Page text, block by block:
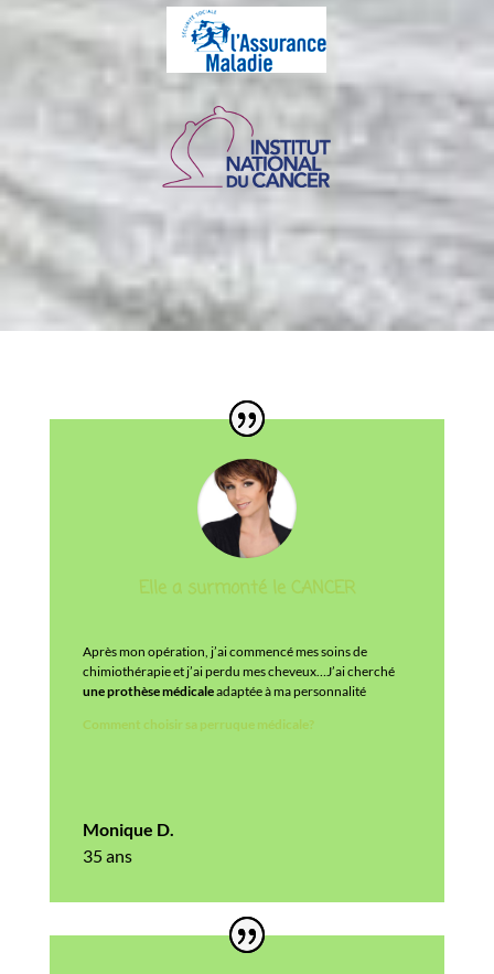
Elle a surmonté le CANCER
Après mon opération, j’ai commencé mes soins de
chimiothérapie et j’ai perdu mes cheveux…J’ai cherché
une prothèse médicaleadaptée à ma personnalité
Comment choisir sa perruque médicale?
Monique D.
35 ans